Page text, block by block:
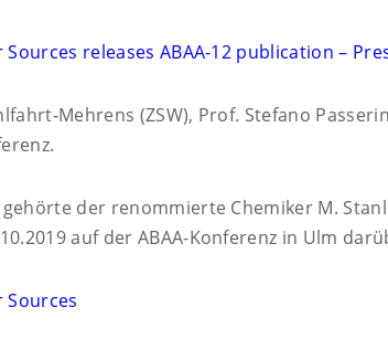
releases ABAA-12 publication –
Mehrens (ZSW), Prof. Stefano
der renommierte Chemiker M.
auf der ABAA-Konferenz in Ulm
Sources